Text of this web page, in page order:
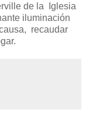
de la Iglesia
iluminación
recaudar